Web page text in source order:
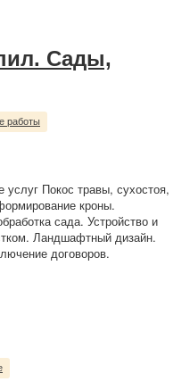
Сады,
работы
Покос травы, сухостоя,
кроны.
сада. Устройство и
Ландшафтный дизайн.
договоров.